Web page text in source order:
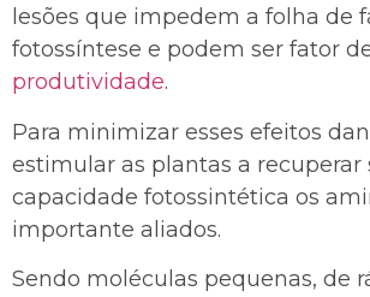
lesões que impedem a folha de
fotossíntese e podem ser fator
produtividade.
Para minimizar esses efeitos
estimular as plantas a recuperar
capacidade fotossintética os
importante aliados.
Sendo moléculas pequenas, de